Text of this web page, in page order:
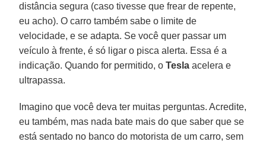
distância segura (caso tivesse que frear de repente,
eu acho). O carro também sabe o limite de
velocidade, e se adapta. Se você quer passar um
veículo à frente, é só ligar o pisca alerta. Essa é a
indicação. Quando for permitido, oTesla acelera e
ultrapassa.
Imagino que você deva ter muitas perguntas. Acredite,
eu também, mas nada bate mais do que saber que se
está sentado no banco do motorista de um carro, sem